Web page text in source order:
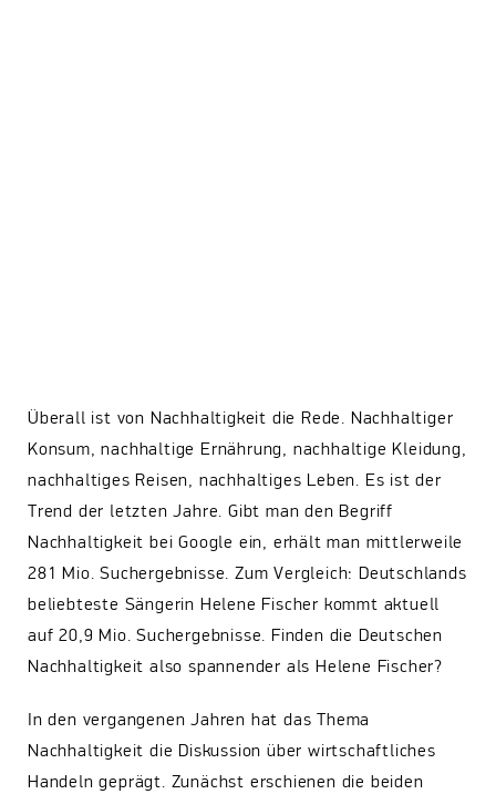
Überall ist von Nachhaltigkeit die Rede. Nachhaltiger
Konsum, nachhaltige Ernährung, nachhaltige Kleidung,
nachhaltiges Reisen, nachhaltiges Leben. Es ist der
Trend der letzten Jahre. Gibt man den Begriff
Nachhaltigkeit bei Google ein, erhält man mittlerweile
281 Mio. Suchergebnisse. Zum Vergleich: Deutschlands
beliebteste Sängerin Helene Fischer kommt aktuell
auf 20,9 Mio. Suchergebnisse. Finden die Deutschen
Nachhaltigkeit also spannender als Helene Fischer?
In den vergangenen Jahren hat das Thema
Nachhaltigkeit die Diskussion über wirtschaftliches
Handeln geprägt. Zunächst erschienen die beiden